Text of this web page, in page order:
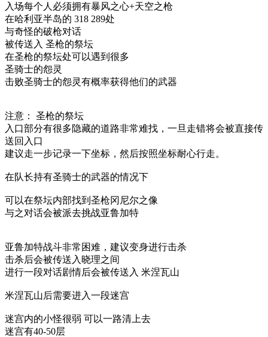
入场每个人必须拥有暴风之心+天空之枪
在哈利亚半岛的 318 289处
与奇怪的破枪对话
被传送入 圣枪的祭坛
在圣枪的祭坛处可以遇到很多
圣骑士的怨灵
击败圣骑士的怨灵有概率获得他们的武器
注意： 圣枪的祭坛
入口部分有很多隐藏的道路非常难找，一旦走错将会被直接传
送回入口
建议走一步记录一下坐标，然后按照坐标耐心行走。
在队长持有圣骑士的武器的情况下
可以在祭坛内部找到圣枪冈尼尔之像
与之对话会被派去挑战亚鲁加特
亚鲁加特战斗非常困难，建议变身进行击杀
击杀后会被传送入晓理之间
进行一段对话剧情后会被传送入 米涅瓦山
米涅瓦山后需要进入一段迷宫
迷宫内的小怪很弱 可以一路清上去
迷宫有40-50层